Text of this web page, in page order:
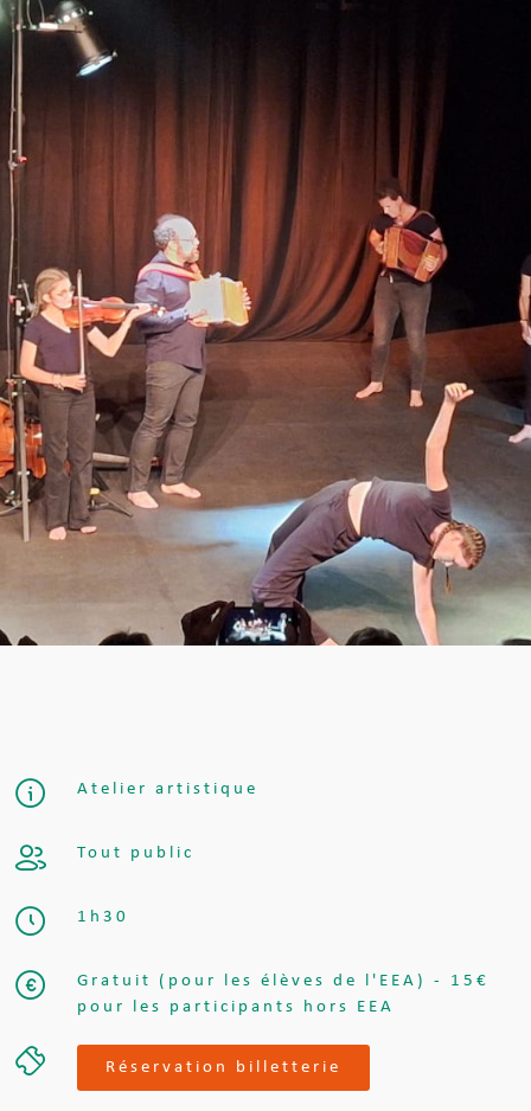
Atelier artistique
Tout public
1h30
Gratuit (pour les élèves de l'EEA) - 15€
pour les participants hors EEA
Réservation billetterie